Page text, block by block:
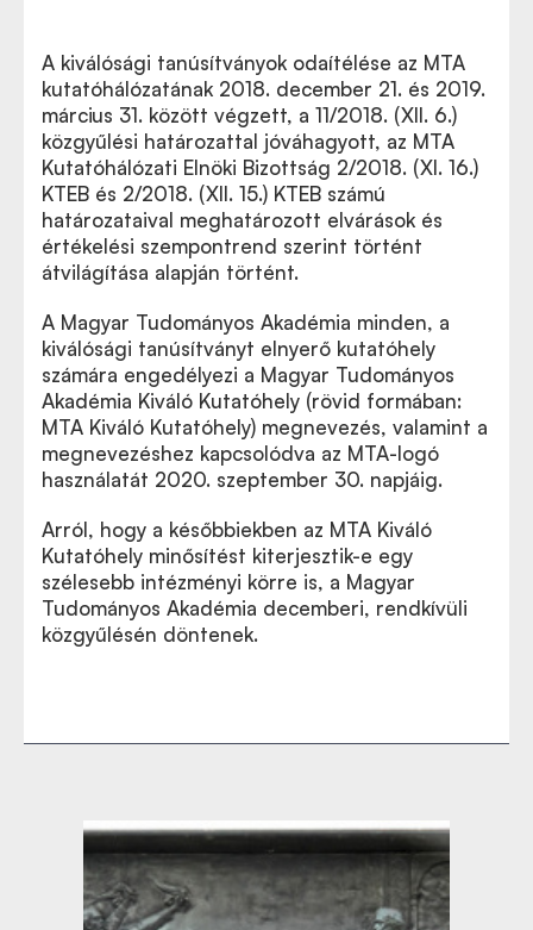
A kiválósági tanúsítványok odaítélése az MTA
kutatóhálózatának 2018. december 21. és 2019.
március 31. között végzett, a 11/2018. (XII. 6.)
közgyűlési határozattal jóváhagyott, az MTA
Kutatóhálózati Elnöki Bizottság 2/2018. (XI. 16.)
KTEB és 2/2018. (XII. 15.) KTEB számú
határozataival meghatározott elvárások és
értékelési szempontrend szerint történt
átvilágítása alapján történt.
A Magyar Tudományos Akadémia minden, a
kiválósági tanúsítványt elnyerő kutatóhely
számára engedélyezi a Magyar Tudományos
Akadémia Kiváló Kutatóhely (rövid formában:
MTA Kiváló Kutatóhely) megnevezés, valamint a
megnevezéshez kapcsolódva az MTA-logó
használatát 2020. szeptember 30. napjáig.
Arról, hogy a későbbiekben az MTA Kiváló
Kutatóhely minősítést kiterjesztik-e egy
szélesebb intézményi körre is, a Magyar
Tudományos Akadémia decemberi, rendkívüli
közgyűlésén döntenek.